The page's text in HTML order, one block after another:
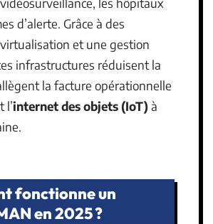
d’alerte. Grâce à des
et une gestion
infrastructures réduisent la
la facture opérationnelle
l’internet des objets (IoT)à
fonctionne un
en 2025 ?